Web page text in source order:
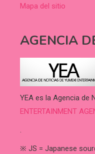
Mapa del sitio
AGENCIA
YEA es la Agencia de
ENTERTAINMENT
.
※ JS = Japanese